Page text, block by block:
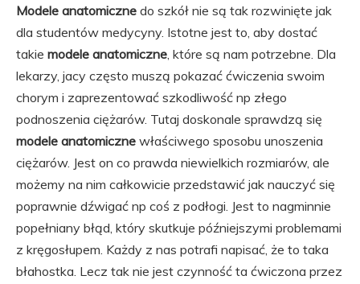
Modele anatomiczne do szkół nie są tak rozwinięte jak
dla studentów medycyny. Istotne jest to, aby dostać
takie modele anatomiczne, które są nam potrzebne. Dla
lekarzy, jacy często muszą pokazać ćwiczenia swoim
chorym i zaprezentować szkodliwość np złego
podnoszenia ciężarów. Tutaj doskonale sprawdzą się
modele anatomiczne właściwego sposobu unoszenia
ciężarów. Jest on co prawda niewielkich rozmiarów, ale
możemy na nim całkowicie przedstawić jak nauczyć się
poprawnie dźwigać np coś z podłogi. Jest to nagminnie
popełniany błąd, który skutkuje późniejszymi problemami
z kręgosłupem. Każdy z nas potrafi napisać, że to taka
błahostka. Lecz tak nie jest czynność ta ćwiczona przez